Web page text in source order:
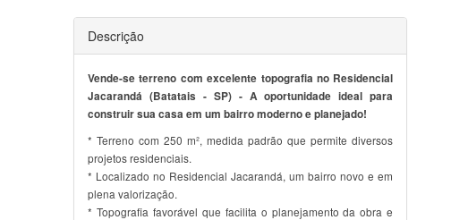
Descrição
Vende-se terreno com excelente topografia no Residencial
Jacarandá (Batatais - SP) - A oportunidade ideal para
construir sua casa em um bairro moderno e planejado!
* Terreno com 250 m², medida padrão que permite diversos
projetos residenciais.
* Localizado no Residencial Jacarandá, um bairro novo e em
plena valorização.
* Topografia favorável que facilita o planejamento da obra e